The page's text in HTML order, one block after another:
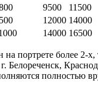
9500
11500
12000 14000
14000 16500
на портрете более 2-
Белореченск,
полностью